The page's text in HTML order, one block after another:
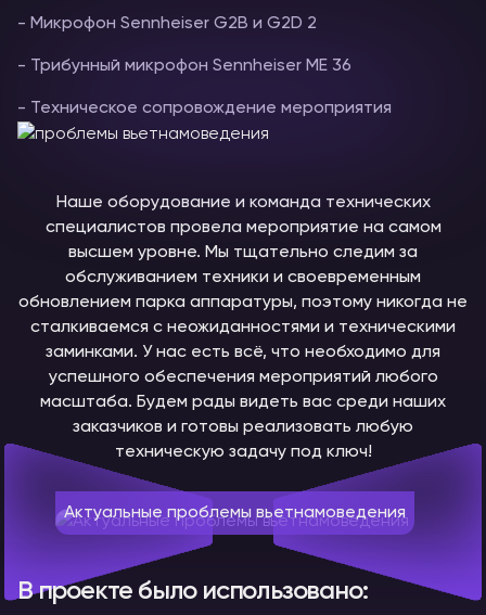
- Микрофон Sennheiser G2В и G2D 2
- Трибунный микрофон Sennheiser ME 36
- Техническое сопровождение мероприятия
Наше оборудование и команда технических
специалистов провела мероприятие на самом
высшем уровне. Мы тщательно следим за
обслуживанием техники и своевременным
обновлением парка аппаратуры, поэтому никогда не
сталкиваемся с неожиданностями и техническими
заминками. У нас есть всё, что необходимо для
успешного обеспечения мероприятий любого
масштаба. Будем рады видеть вас среди наших
заказчиков и готовы реализовать любую
техническую задачу под ключ!
Актуальные проблемы вьетнамоведения
В проекте было использовано: